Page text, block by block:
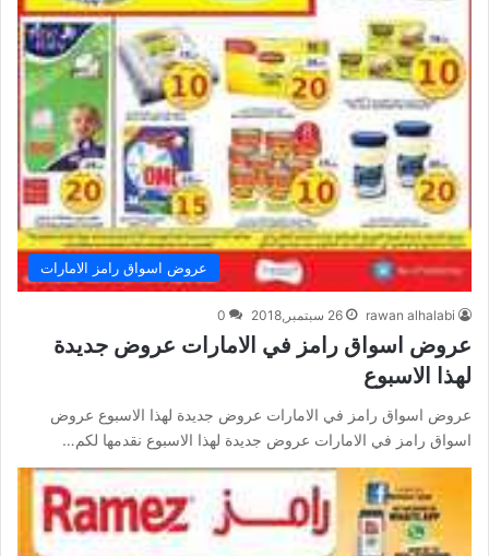
عروض اسواق رامز الامارات
rawan alhalabi 26 سبتمبر,2018 0
عروض اسواق رامز في الامارات عروض جديدة
لهذا الاسبوع
عروض اسواق رامز في الامارات عروض جديدة لهذا الاسبوع عروض
اسواق رامز في الامارات عروض جديدة لهذا الاسبوع نقدمها لكم…